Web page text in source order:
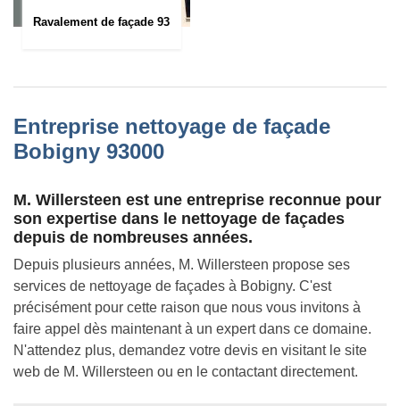
Ravalement de façade 93
Entreprise nettoyage de façade
Bobigny 93000
M. Willersteen est une entreprise reconnue pour
son expertise dans le nettoyage de façades
depuis de nombreuses années.
Depuis plusieurs années, M. Willersteen propose ses
services de nettoyage de façades à Bobigny. C'est
précisément pour cette raison que nous vous invitons à
faire appel dès maintenant à un expert dans ce domaine.
N'attendez plus, demandez votre devis en visitant le site
web de M. Willersteen ou en le contactant directement.